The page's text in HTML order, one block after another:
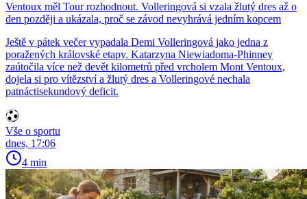
Ventoux měl Tour rozhodnout. Volleringová si vzala žlutý dres až o
den později a ukázala, proč se závod nevyhrává jedním kopcem
Ještě v pátek večer vypadala Demi Volleringová jako jedna z
poražených královské etapy. Katarzyna Niewiadoma-Phinney
zaútočila více než devět kilometrů před vrcholem Mont Ventoux,
dojela si pro vítězství a žlutý dres a Volleringové nechala
patnáctisekundový deficit.
Vše o sportu
dnes, 17:06
4 min